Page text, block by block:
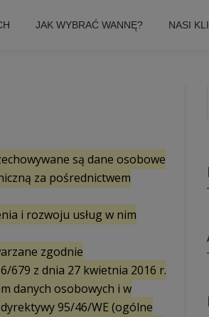
JAK WYBRAĆ WANNĘ? NASI
są dane osobowe
za pośrednictwem
i rozwoju usług w nim
zgodnie
679 z dnia 27 kwietnia 2016 r.
danych osobowych i w
95/46/WE (ogólne